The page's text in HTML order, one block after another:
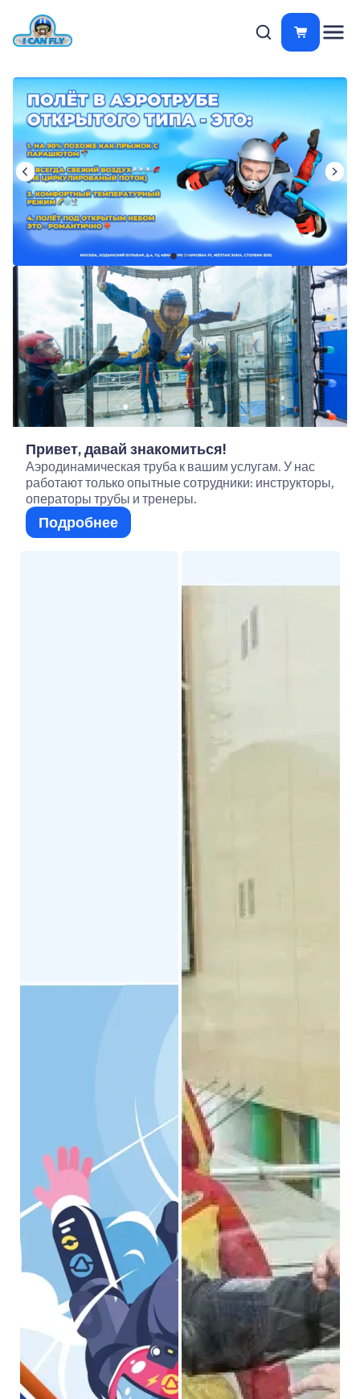
Привет, давай знакомиться!
Аэродинамическая труба к вашим услугам. У нас
работают только опытные сотрудники: инструкторы,
операторы трубы и тренеры.
Подробнее